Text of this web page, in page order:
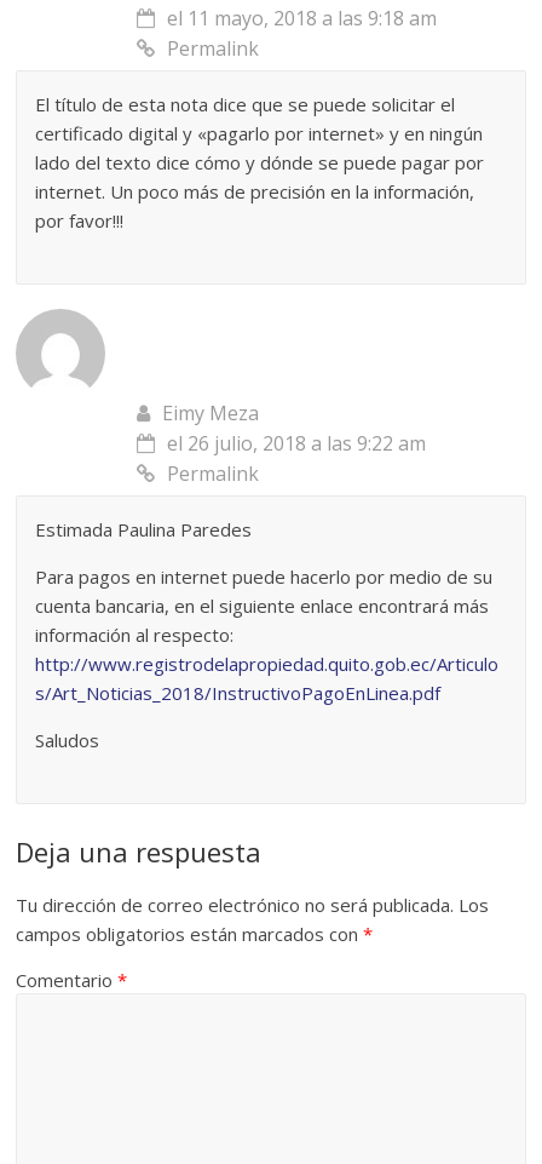
el 11 mayo, 2018 a las 9:18 am
Permalink
El título de esta nota dice que se puede solicitar el
certificado digital y «pagarlo por internet» y en ningún
lado del texto dice cómo y dónde se puede pagar por
internet. Un poco más de precisión en la información,
por favor!!!
Eimy Meza
el 26 julio, 2018 a las 9:22 am
Permalink
Estimada Paulina Paredes
Para pagos en internet puede hacerlo por medio de su
cuenta bancaria, en el siguiente enlace encontrará más
información al respecto:
http://www.registrodelapropiedad.quito.gob.ec/Articulo
s/Art_Noticias_2018/InstructivoPagoEnLinea.pdf
Saludos
Deja una respuesta
Tu dirección de correo electrónico no será publicada. Los
campos obligatorios están marcados con*
Comentario*